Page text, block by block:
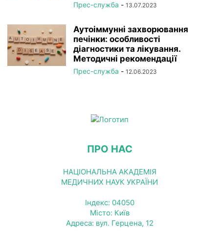
Прес-служба - 13.07.2023
Аутоіммунні захворювання
печінки: особливості
діагностики та лікування.
Методичні рекомендації
Прес-служба - 12.06.2023
ПРО НАС
НАЦІОНАЛЬНА АКАДЕМІЯ
МЕДИЧНИХ НАУК УКРАЇНИ
Індекс: 04050
Місто: Київ
Адреса: вул. Герцена, 12